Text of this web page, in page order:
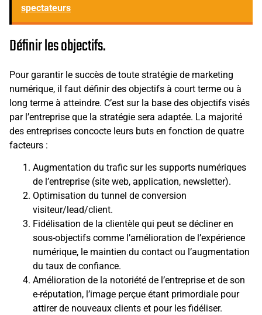
spectateurs
Définir les objectifs.
Pour garantir le succès de toute stratégie de marketing
numérique, il faut définir des objectifs à court terme ou à
long terme à atteindre. C’est sur la base des objectifs visés
par l’entreprise que la stratégie sera adaptée. La majorité
des entreprises concocte leurs buts en fonction de quatre
facteurs :
Augmentation du trafic sur les supports numériques
de l’entreprise (site web, application, newsletter).
Optimisation du tunnel de conversion
visiteur/lead/client.
Fidélisation de la clientèle qui peut se décliner en
sous-objectifs comme l’amélioration de l’expérience
numérique, le maintien du contact ou l’augmentation
du taux de confiance.
Amélioration de la notoriété de l’entreprise et de son
e-réputation, l’image perçue étant primordiale pour
attirer de nouveaux clients et pour les fidéliser.